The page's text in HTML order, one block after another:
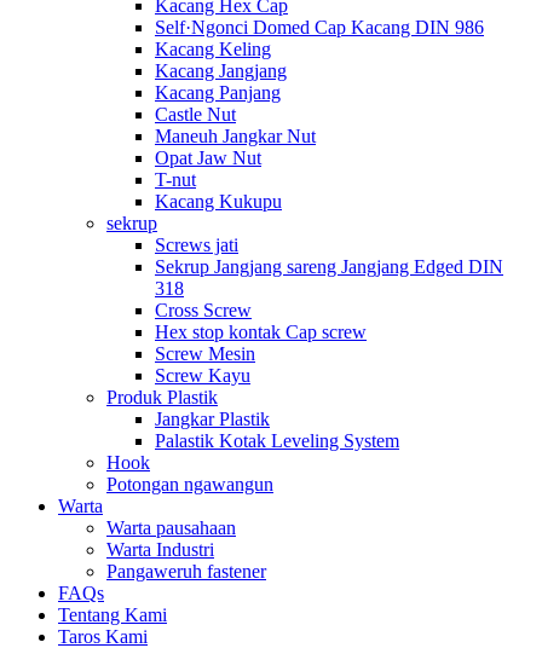
Kacang Hex Cap
Self·Ngonci Domed Cap Kacang DIN 986
Kacang Keling
Kacang Jangjang
Kacang Panjang
Castle Nut
Maneuh Jangkar Nut
Opat Jaw Nut
T-nut
Kacang Kukupu
sekrup
Screws jati
Sekrup Jangjang sareng Jangjang Edged DIN
318
Cross Screw
Hex stop kontak Cap screw
Screw Mesin
Screw Kayu
Produk Plastik
Jangkar Plastik
Palastik Kotak Leveling System
Hook
Potongan ngawangun
Warta
Warta pausahaan
Warta Industri
Pangaweruh fastener
FAQs
Tentang Kami
Taros Kami